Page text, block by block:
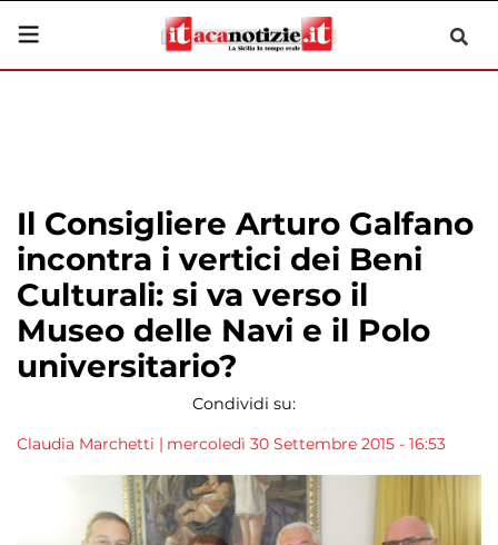
Il Consigliere Arturo Galfano
incontra i vertici dei Beni
Culturali: si va verso il
Museo delle Navi e il Polo
universitario?
Condividi su:
Claudia Marchetti | mercoledì 30 Settembre 2015 - 16:53